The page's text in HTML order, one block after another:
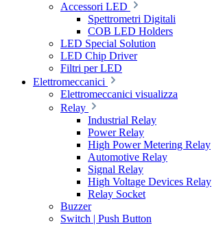
Accessori LED
Spettrometri Digitali
COB LED Holders
LED Special Solution
LED Chip Driver
Filtri per LED
Elettromeccanici
Elettromeccanici visualizza
Relay
Industrial Relay
Power Relay
High Power Metering Relay
Automotive Relay
Signal Relay
High Voltage Devices Relay
Relay Socket
Buzzer
Switch | Push Button